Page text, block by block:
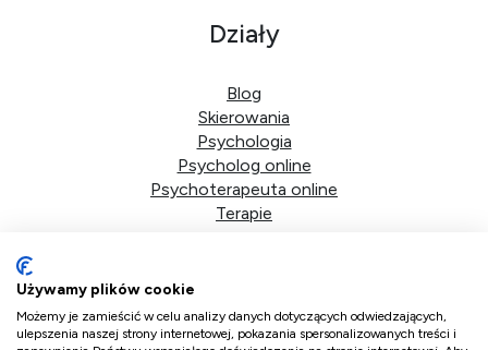
Działy
Blog
Skierowania
Psychologia
Psycholog online
Psychoterapeuta online
Terapie
DoktorPlus sp. z o.o.
Używamy plików cookie
Możemy je zamieścić w celu analizy danych dotyczących odwiedzających,
ulepszenia naszej strony internetowej, pokazania spersonalizowanych treści i